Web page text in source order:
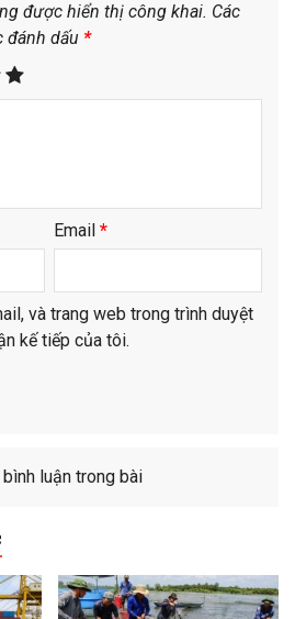
được hiển thị công khai. Các
đánh dấu *
Email *
và trang web trong trình duyệt
kế tiếp của tôi.
luận trong bài